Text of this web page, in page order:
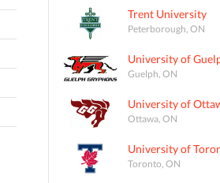
Trent University
Peterborough, ON
University of
Guelph, ON
University of
Ottawa, ON
University of
Toronto, ON